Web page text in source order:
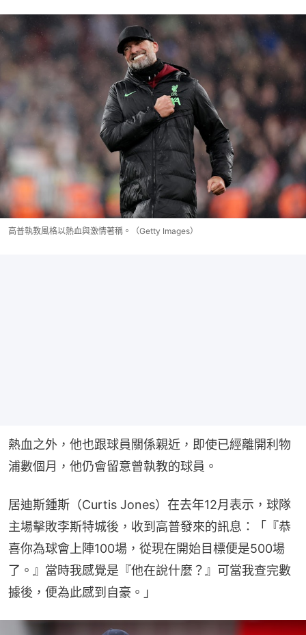
高普執教風格以熱血與激情著稱。（Getty Images）
熱血之外，他也跟球員關係親近，即使已經離開利物
浦數個月，他仍會留意曾執教的球員。
居迪斯鍾斯（Curtis Jones）在去年12月表示，球隊
主場擊敗李斯特城後，收到高普發來的訊息：「『恭
喜你為球會上陣100場，從現在開始目標便是500場
了。』當時我感覺是『他在說什麼？』可當我查完數
據後，便為此感到自豪。」